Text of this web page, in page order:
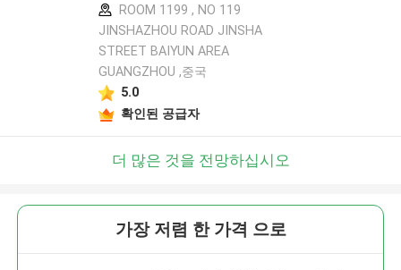
ROOM 1199 , NO 119
JINSHAZHOU ROAD JINSHA
STREET BAIYUN AREA
GUANGZHOU ,중국
5.0
확인된 공급자
더 많은 것을 전망하십시오
가장 저렴 한 가격 으로